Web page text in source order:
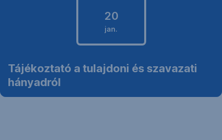
20
jan.
2012.
január
Tájékoztató a tulajdoni és szavazati
hányadról